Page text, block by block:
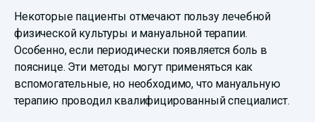
Некоторые пациенты отмечают пользу лечебной
физической культуры и мануальной терапии.
Особенно, если периодически появляется боль в
пояснице. Эти методы могут применяться как
вспомогательные, но необходимо, что мануальную
терапию проводил квалифицированный специалист.